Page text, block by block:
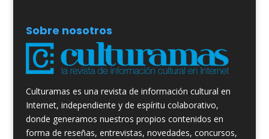
Sobre nosotros
Culturamas es una revista de información cultural en
Internet, independiente y de espíritu colaborativo,
donde generamos nuestros propios contenidos en
forma de reseñas, entrevistas, novedades, concursos,